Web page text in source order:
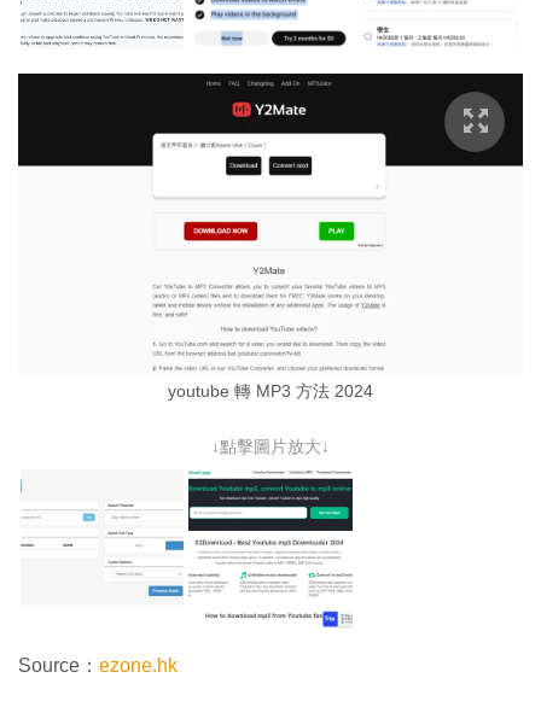
youtube 轉 MP3 方法 2024
↓點擊圖片放大↓
Source： ezone.hk